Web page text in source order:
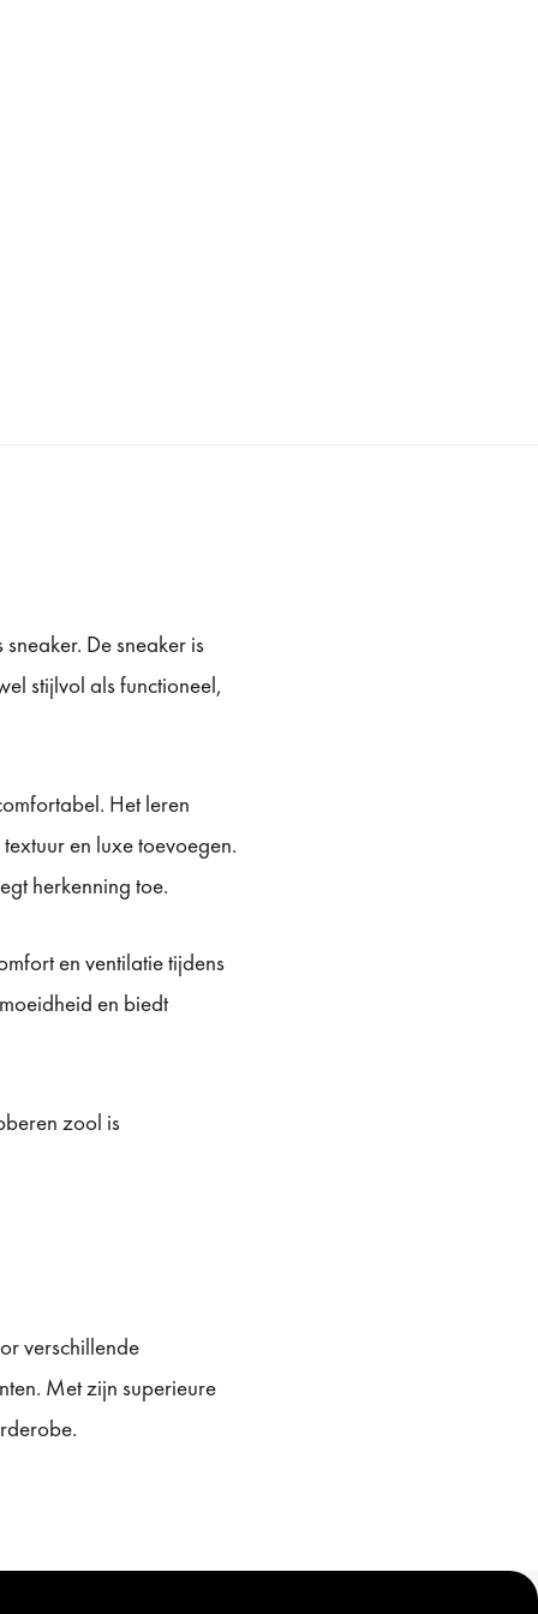
De sneaker is
stijlvol als functioneel,
Het leren
en luxe toevoegen.
herkenning toe.
en ventilatie tijdens
en biedt
zool is
verschillende
Met zijn superieure